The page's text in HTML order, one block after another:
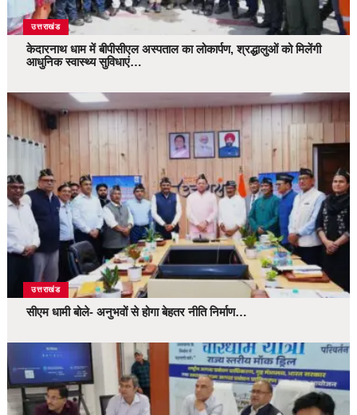
उत्तराखंड
केदारनाथ धाम में बीपीसीएल अस्पताल का लोकार्पण, श्रद्धालुओं को मिलेंगी
आधुनिक स्वास्थ्य सुविधाएं…
उत्तराखंड
सीएम धामी बोले- अनुभवों से होगा बेहतर नीति निर्माण…